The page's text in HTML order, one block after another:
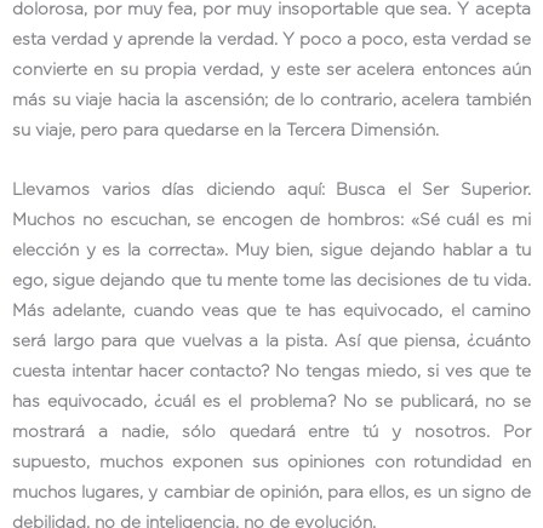
dolorosa, por muy fea, por muy insoportable que sea. Y acepta
esta verdad y aprende la verdad. Y poco a poco, esta verdad se
convierte en su propia verdad, y este ser acelera entonces aún
más su viaje hacia la ascensión; de lo contrario, acelera también
su viaje, pero para quedarse en la Tercera Dimensión.
Llevamos varios días diciendo aquí: Busca el Ser Superior.
Muchos no escuchan, se encogen de hombros: «Sé cuál es mi
elección y es la correcta». Muy bien, sigue dejando hablar a tu
ego, sigue dejando que tu mente tome las decisiones de tu vida.
Más adelante, cuando veas que te has equivocado, el camino
será largo para que vuelvas a la pista. Así que piensa, ¿cuánto
cuesta intentar hacer contacto? No tengas miedo, si ves que te
has equivocado, ¿cuál es el problema? No se publicará, no se
mostrará a nadie, sólo quedará entre tú y nosotros. Por
supuesto, muchos exponen sus opiniones con rotundidad en
muchos lugares, y cambiar de opinión, para ellos, es un signo de
debilidad, no de inteligencia, no de evolución.